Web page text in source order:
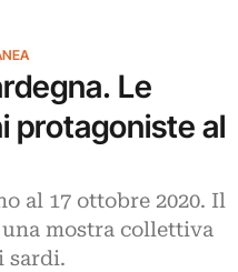
Le
protagoniste al
al 17 ottobre 2020. Il
mostra collettiva
sardi.